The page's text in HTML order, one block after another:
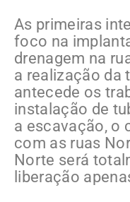
As primeiras
foco na
drenagem na
a realização da
antecede os
instalação de
a escavação, o
com as ruas
Norte será
liberação